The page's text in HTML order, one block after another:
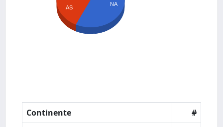
AS
NA
Continente
#